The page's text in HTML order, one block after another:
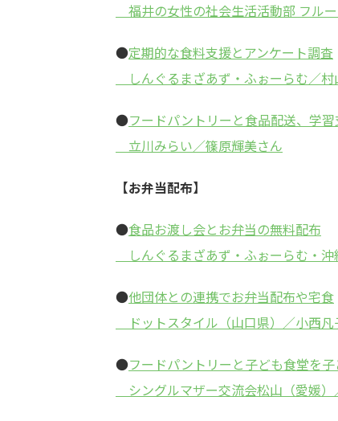
福井の女性の社会生活活動部 フル
●定期的な食料支援とアンケート調査
しんぐるまざあず・ふぉーらむ／村
●フードパントリーと食品配送、学
立川みらい／篠原輝美さん
【お弁当配布】
●食品お渡し会とお弁当の無料配布
しんぐるまざあず・ふぉーらむ・
●他団体との連携でお弁当配布や宅食
ドットスタイル（山口県）／小西凡
●フードパントリーと子ども食堂を
シングルマザー交流会松山（愛媛）